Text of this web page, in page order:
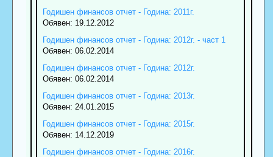
Годишен финансов отчет - Година: 2011г.
Обявен: 19.12.2012
Годишен финансов отчет - Година: 2012г. - част 1
Обявен: 06.02.2014
Годишен финансов отчет - Година: 2012г.
Обявен: 06.02.2014
Годишен финансов отчет - Година: 2013г.
Обявен: 24.01.2015
Годишен финансов отчет - Година: 2015г.
Обявен: 14.12.2019
Годишен финансов отчет - Година: 2016г.